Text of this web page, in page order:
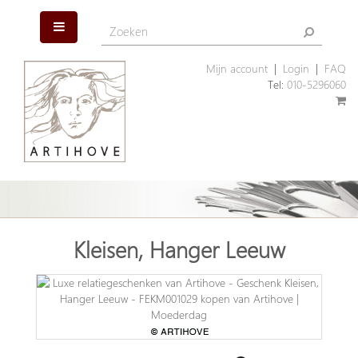
Mijn account| Login
FAQ
Tel: 010-5296060
Kleisen, Hanger Leeuw